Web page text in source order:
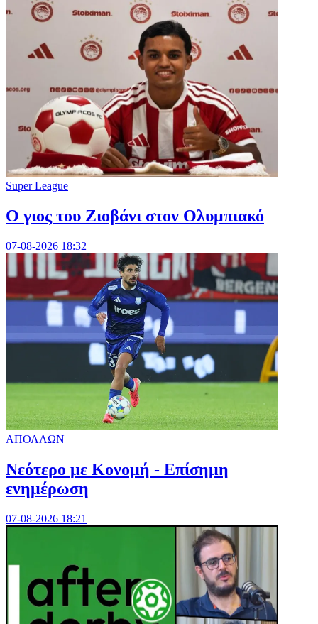
Super League
Ο γιος του Ζιοβάνι στον Ολυμπιακό
07-08-2026 18:32
ΑΠΟΛΛΩΝ
Νεότερο με Κονομή - Επίσημη
ενημέρωση
07-08-2026 18:21